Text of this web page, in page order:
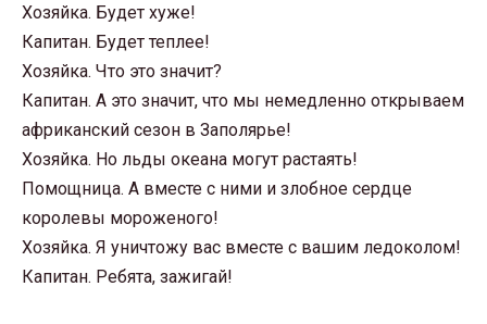
Хозяйка. Будет хуже!
Капитан. Будет теплее!
Хозяйка. Что это значит?
Капитан. А это значит, что мы немедленно открываем
африканский сезон в Заполярье!
Хозяйка. Но льды океана могут растаять!
Помощница. А вместе с ними и злобное сердце
королевы мороженого!
Хозяйка. Я уничтожу вас вместе с вашим ледоколом!
Капитан. Ребята, зажигай!